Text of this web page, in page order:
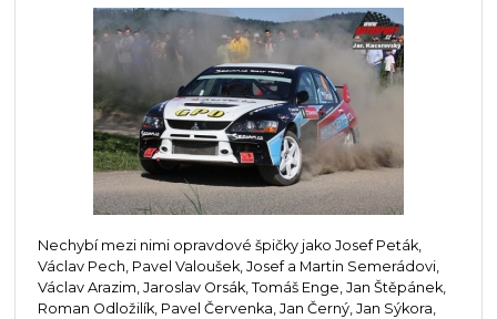
Nechybí mezi nimi opravdové špičky jako Josef Peták,
Václav Pech, Pavel Valoušek, Josef a Martin Semerádovi,
Václav Arazim, Jaroslav Orsák, Tomáš Enge, Jan Štěpánek,
Roman Odložilík, Pavel Červenka, Jan Černý, Jan Sýkora,